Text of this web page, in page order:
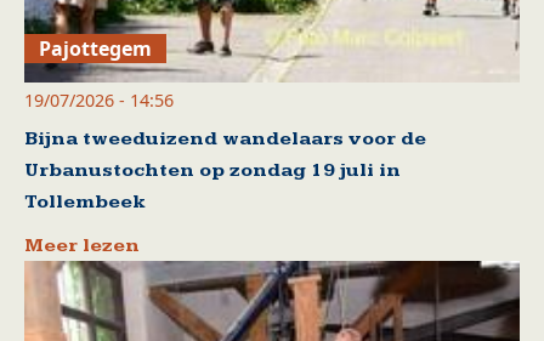
Pajottegem
19/07/2026 - 14:56
Bijna tweeduizend wandelaars voor de
Urbanustochten op zondag 19 juli in
Tollembeek
Meer lezen